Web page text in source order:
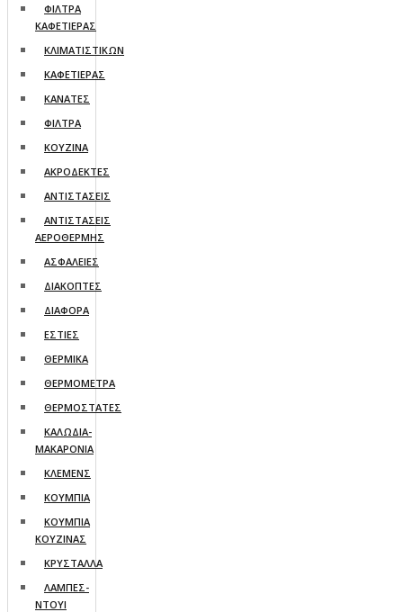
ΦΙΛΤΡΑ
ΚΑΦΕΤΙΕΡΑΣ
ΚΛΙΜΑΤΙΣΤΙΚΩΝ
ΚΑΦΕΤΙΕΡΑΣ
ΚΑΝΑΤΕΣ
ΦΙΛΤΡΑ
ΚΟΥΖΙΝΑ
ΑΚΡΟΔΕΚΤΕΣ
ΑΝΤΙΣΤΑΣΕΙΣ
ΑΝΤΙΣΤΑΣΕΙΣ
ΑΕΡΟΘΕΡΜΗΣ
ΑΣΦΑΛΕΙΕΣ
ΔΙΑΚΟΠΤΕΣ
ΔΙΑΦΟΡΑ
ΕΣΤΙΕΣ
ΘΕΡΜΙΚΑ
ΘΕΡΜΟΜΕΤΡΑ
ΘΕΡΜΟΣΤΑΤΕΣ
ΚΑΛΩΔΙΑ-
ΜΑΚΑΡΟΝΙΑ
ΚΛΕΜΕΝΣ
ΚΟΥΜΠΙΑ
ΚΟΥΜΠΙΑ
ΚΟΥΖΙΝΑΣ
ΚΡΥΣΤΑΛΛΑ
ΛΑΜΠΕΣ-
ΝΤΟΥΙ